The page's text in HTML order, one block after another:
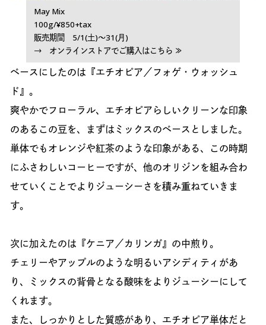
May Mix
100g/¥850+tax
販売期間 5/1(土)〜31(月)
→ オンラインストアでご購入はこちら ≫
ベースにしたのは『エチオピア／フォゲ・ウォッシュ
ド』。
爽やかでフローラル、エチオピアらしいクリーンな印象
のあるこの豆を、まずはミックスのベースとしました。
単体でもオレンジや紅茶のような印象がある、この時期
にふさわしいコーヒーですが、他のオリジンを組み合わ
せていくことでよりジューシーさを積み重ねていきま
す。
次に加えたのは『ケニア／カリンガ』の中煎り。
チェリーやアップルのような明るいアシディティがあ
り、ミックスの背骨となる酸味をよりジューシーにして
くれます。
また、しっかりとした質感があり、エチオピア単体だと